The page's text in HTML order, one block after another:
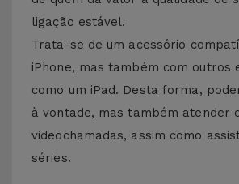
ligação estável.
Trata-se de um acessório
iPhone, mas também com outros
como um iPad. Desta forma,
à vontade, mas também atender
videochamadas, assim como
séries.